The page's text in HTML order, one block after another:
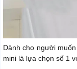
Dành cho người
mini là lựa chọn số 1